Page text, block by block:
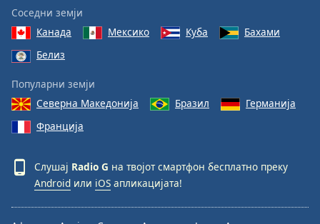
Close
Modal
Dialog
End
dialog
window.
Соседни земји
Канада
Мексико Куба
Бахами
Белиз
Популарни земји
Северна Македонија
Бразил
Германија
Франција
Слушај Radio G на твојот смартфон бесплатно преку
Android или iOS апликацијата!